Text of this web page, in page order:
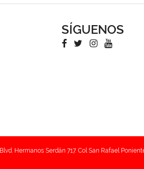
SÍGUENOS
Blvd. Hermanos Serdán 717. Col San Rafael